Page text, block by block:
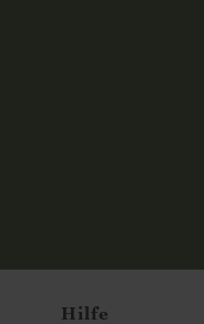
Hilfe